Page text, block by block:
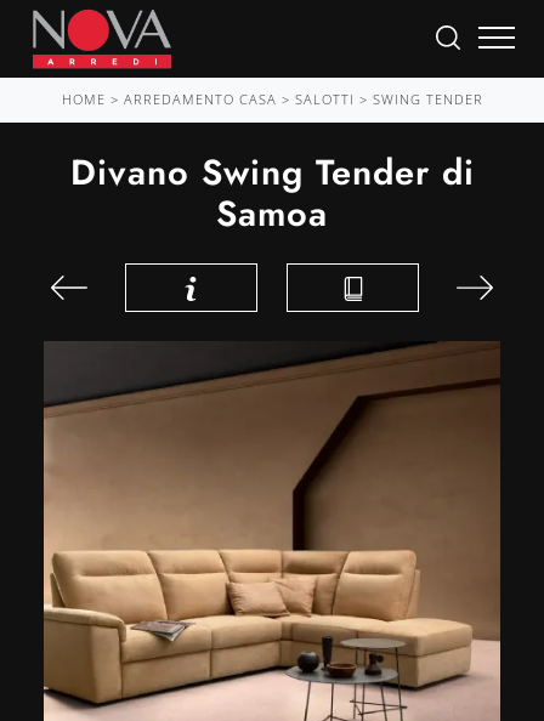
HOME > ARREDAMENTO CASA > SALOTTI > SWING TENDER
Divano Swing Tender di
Samoa